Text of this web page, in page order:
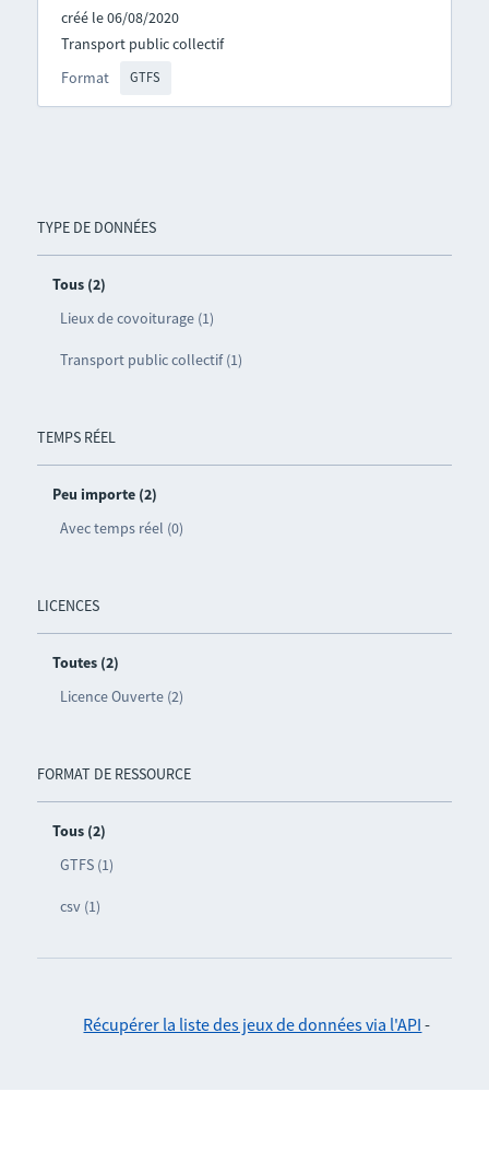
TYPE DE DONNÉES
Tous (2)
Lieux de covoiturage (1)
Transport public collectif (1)
TEMPS RÉEL
Peu importe (2)
Avec temps réel (0)
LICENCES
Toutes (2)
Licence Ouverte (2)
FORMAT DE RESSOURCE
Tous (2)
GTFS (1)
csv (1)
créé le 06/08/2020
Format GTFS
Transport public collectif
Récupérer la liste des jeux de données via l'API -